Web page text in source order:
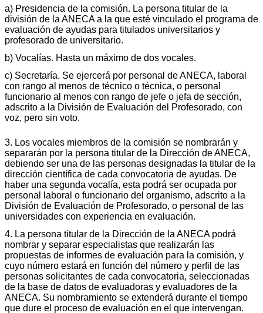
a) Presidencia de la comisión. La persona titular de la
división de la ANECA a la que esté vinculado el programa de
evaluación de ayudas para titulados universitarios y
profesorado de universitario.
b) Vocalías. Hasta un máximo de dos vocales.
c) Secretaría. Se ejercerá por personal de ANECA, laboral
con rango al menos de técnico o técnica, o personal
funcionario al menos con rango de jefe o jefa de sección,
adscrito a la División de Evaluación del Profesorado, con
voz, pero sin voto.
3. Los vocales miembros de la comisión se nombrarán y
separarán por la persona titular de la Dirección de ANECA,
debiendo ser una de las personas designadas la titular de la
dirección científica de cada convocatoria de ayudas. De
haber una segunda vocalía, esta podrá ser ocupada por
personal laboral o funcionario del organismo, adscrito a la
División de Evaluación de Profesorado, o personal de las
universidades con experiencia en evaluación.
4. La persona titular de la Dirección de la ANECA podrá
nombrar y separar especialistas que realizarán las
propuestas de informes de evaluación para la comisión, y
cuyo número estará en función del número y perfil de las
personas solicitantes de cada convocatoria, seleccionadas
de la base de datos de evaluadoras y evaluadores de la
ANECA. Su nombramiento se extenderá durante el tiempo
que dure el proceso de evaluación en el que intervengan.